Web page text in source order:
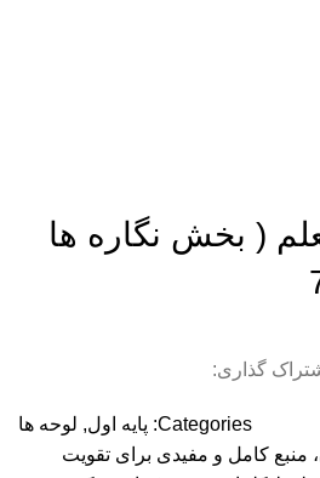
( بخش نگاره ها
گذاری:
Categories: پایه اول, لوحه ها
منبع کامل و مفیدی برای تقویت